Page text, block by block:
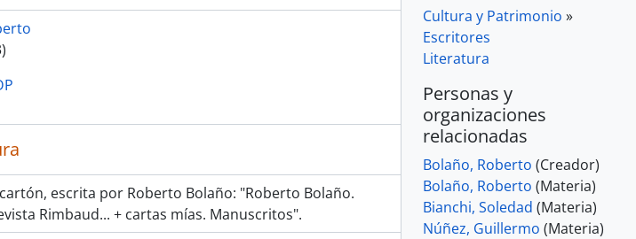
escrita por Roberto Bolaño: "Roberto Bolaño.
Rimbaud... + cartas mías. Manuscritos".
Cultura y Patrimonio »
Escritores
Literatura
Personas y
organizaciones
relacionadas
Bolaño, Roberto (Creador)
Bolaño, Roberto (Materia)
Bianchi, Soledad (Materia)
Núñez, Guillermo (Materia)